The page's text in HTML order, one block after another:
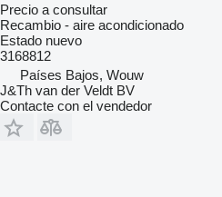
Precio a consultar
Recambio - aire acondicionado
Estado nuevo
3168812
Países Bajos, Wouw
J&Th van der Veldt BV
Contacte con el vendedor